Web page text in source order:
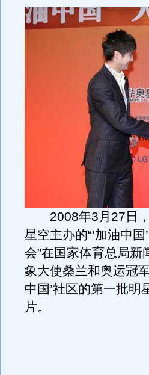
2008年3月27日，
星空主办的“‘加油中
会”在国家体育总局新
象大使桑兰和奥运冠
中国’社区的第一批
片。